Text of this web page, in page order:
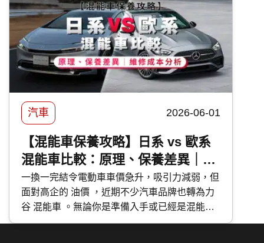
汽車 2026-06-01
【混能車保養攻略】日系 vs 歐系
混能車比較：原理、保養差異｜維
修成本分析
一換一完結令電動車車價急升，吸引力減弱，但
面對高企的 油價 ，近期不少汽車品牌也轉為力
谷 混能車 。無論你是準備入手或已經是混能車
主，應該如何分辨不同種類的混能車？應該如何